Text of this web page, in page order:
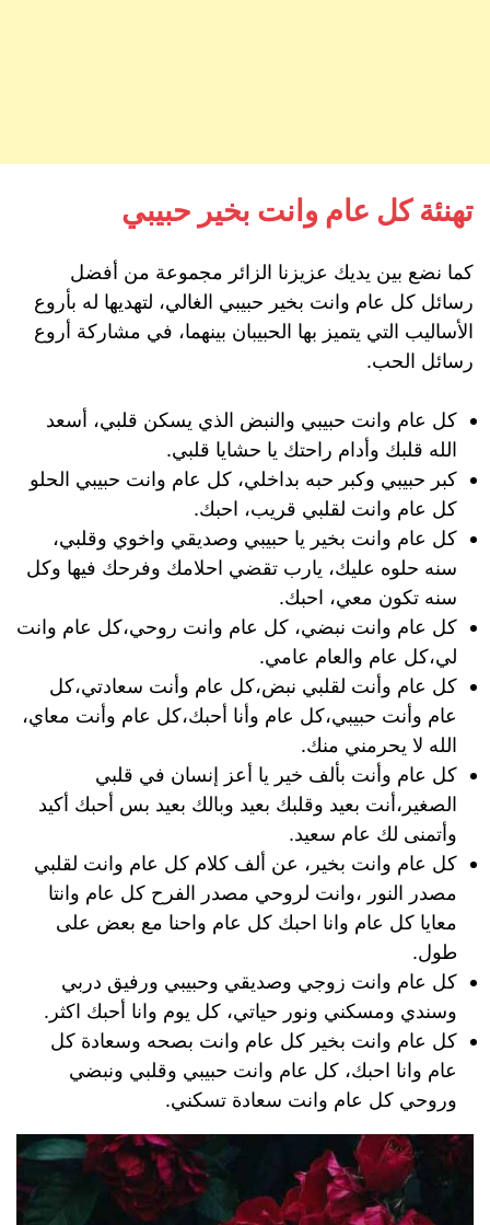
تهنئة كل عام وانت بخير حبيبي
كما نضع بين يديك عزيزنا الزائر مجموعة من أفضل
رسائل كل عام وانت بخير حبيبي الغالي، لتهديها له بأروع
الأساليب التي يتميز بها الحبيبان بينهما، في مشاركة أروع
رسائل الحب.
كل عام وانت حبيبي والنبض الذي يسكن قلبي، أسعد
الله قلبك وأدام راحتك يا حشايا قلبي.
كبر حبيبي وكبر حبه بداخلي، كل عام وانت حبيبي الحلو
كل عام وانت لقلبي قريب، احبك.
كل عام وانت بخير يا حبيبي وصديقي واخوي وقلبي،
سنه حلوه عليك، يارب تقضي احلامك وفرحك فيها وكل
سنه تكون معي، احبك.
كل عام وانت نبضي، كل عام وانت روحي،كل عام وانت
لي،كل عام والعام عامي.
كل عام وأنت لقلبي نبض،كل عام وأنت سعادتي،كل
عام وأنت حبيبي،كل عام وأنا أحبك،كل عام وأنت معاي،
الله لا يحرمني منك.
كل عام وأنت بألف خير يا أعز إنسان في قلبي
الصغير،أنت بعيد وقلبك بعيد وبالك بعيد بس أحبك أكيد
وأتمنى لك عام سعيد.
كل عام وانت بخير، عن ألف كلام كل عام وانت لقلبي
مصدر النور ،وانت لروحي مصدر الفرح كل عام وانتا
معايا كل عام وانا احبك كل عام واحنا مع بعض على
طول.
كل عام وانت زوجي وصديقي وحبيبي ورفيق دربي
وسندي ومسكني ونور حياتي، كل يوم وانا أحبك اكثر.
كل عام وانت بخير كل عام وانت بصحه وسعادة كل
عام وانا احبك، كل عام وانت حبيبي وقلبي ونبضي
وروحي كل عام وانت سعادة تسكني.